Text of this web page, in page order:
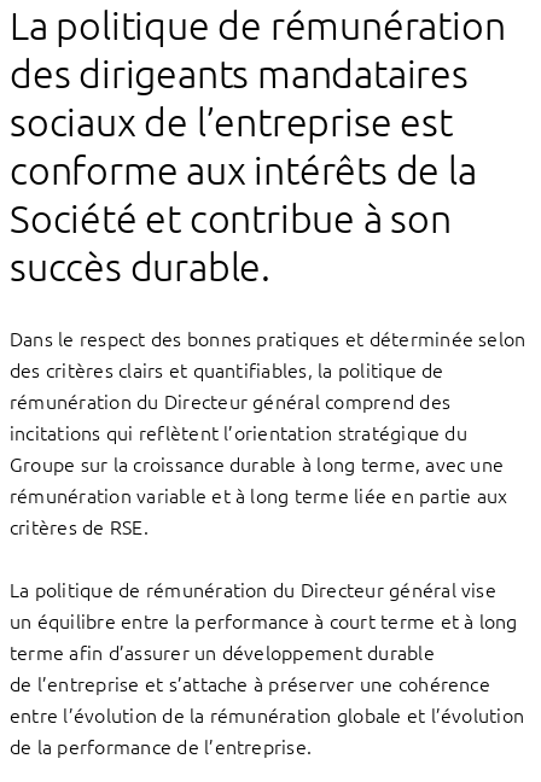
La politique de rémunération
des dirigeants mandataires
sociaux de l’entreprise est
conforme aux intérêts de la
Société et contribue à son
succès durable.
Dans le respect des bonnes pratiques et déterminée selon
des critères clairs et quantifiables, la politique de
rémunération du Directeur général comprend des
incitations qui reflètent l’orientation stratégique du
Groupe sur la croissance durable à long terme, avec une
rémunération variable et à long terme liée en partie aux
critères de RSE.
La politique de rémunération du Directeur général vise
un équilibre entre la performance à court terme et à long
terme afin d’assurer un développement durable
de l’entreprise et s’attache à préserver une cohérence
entre l’évolution de la rémunération globale et l’évolution
de la performance de l’entreprise.